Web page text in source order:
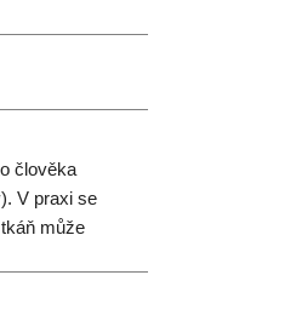
člověka
V praxi se
může